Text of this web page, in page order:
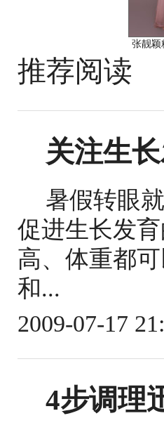
张靓颖
推荐阅读
关注生
暑假转眼
促进生长发
高、体重都
和...
2009-07-17
4步调理